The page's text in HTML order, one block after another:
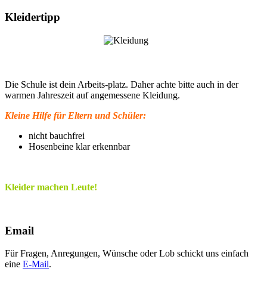
Kleidertipp
Die Schule ist dein Arbeits-platz. Daher achte bitte auch in der
warmen Jahreszeit auf angemessene Kleidung.
Kleine Hilfe für Eltern und Schüler:
nicht bauchfrei
Hosenbeine klar erkennbar
Kleider machen Leute!
Email
Für Fragen, Anregungen, Wünsche oder Lob schickt uns einfach
eine E-Mail.